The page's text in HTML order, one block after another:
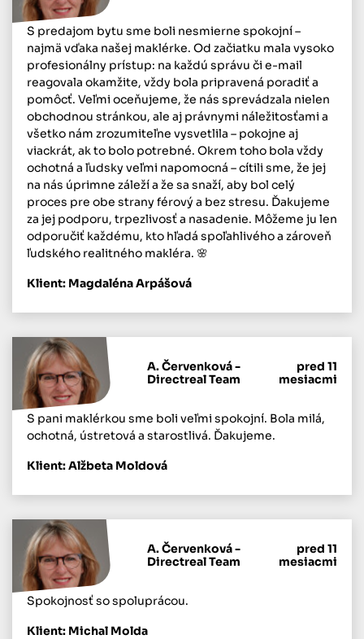
S predajom bytu sme boli nesmierne spokojní –
najmä vďaka našej maklérke. Od začiatku mala vysoko
profesionálny prístup: na každú správu či e-mail
reagovala okamžite, vždy bola pripravená poradiť a
pomôcť. Veľmi oceňujeme, že nás sprevádzala nielen
obchodnou stránkou, ale aj právnymi náležitosťami a
všetko nám zrozumiteľne vysvetlila – pokojne aj
viackrát, ak to bolo potrebné. Okrem toho bola vždy
ochotná a ľudsky veľmi napomocná – cítili sme, že jej
na nás úprimne záleží a že sa snaží, aby bol celý
proces pre obe strany férový a bez stresu. Ďakujeme
za jej podporu, trpezlivosť a nasadenie. Môžeme ju len
odporučiť každému, kto hľadá spoľahlivého a zároveň
ľudského realitného makléra. 🌸
Klient: Magdaléna Arpášová
A. Červenková -
Directreal Team
pred 11
mesiacmi
S pani maklérkou sme boli veľmi spokojní. Bola milá,
ochotná, ústretová a starostlivá. Ďakujeme.
Klient: Alžbeta Moldová
A. Červenková -
Directreal Team
pred 11
mesiacmi
Spokojnosť so spoluprácou.
Klient: Michal Molda